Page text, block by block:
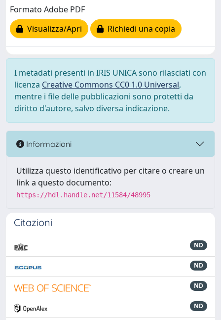
Formato Adobe PDF
Visualizza/Apri
Richiedi una copia
I metadati presenti in IRIS UNICA sono rilasciati con
licenza Creative Commons CC0 1.0 Universal,
mentre i file delle pubblicazioni sono protetti da
diritto d'autore, salvo diversa indicazione.
Informazioni
Utilizza questo identificativo per citare o creare un
link a questo documento:
https://hdl.handle.net/11584/48995
Citazioni
ND
ND
ND
ND